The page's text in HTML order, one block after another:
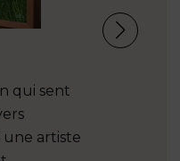
qui sent
artiste